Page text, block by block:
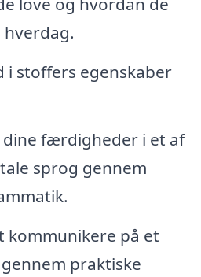
i stoffers egenskaber
dine færdigheder i et af
sprog gennem
kommunikere på et
praktiske